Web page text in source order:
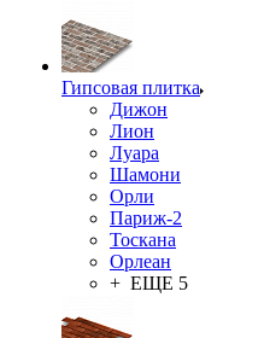
Гипсовая плитка
Дижон
Лион
Луара
Шамони
Орли
Париж-2
Тоскана
Орлеан
+ ЕЩЕ 5